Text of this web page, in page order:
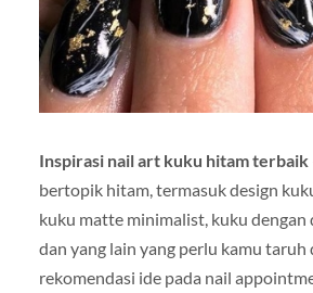
Inspirasi nail art kuku hitam terbaik
bertopik hitam, termasuk design
kuku matte minimalist, kuku dengan
dan yang lain yang perlu kamu taruh
rekomendasi ide pada nail